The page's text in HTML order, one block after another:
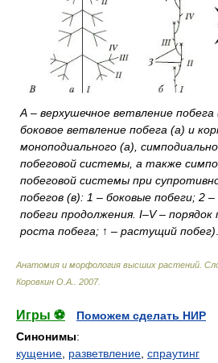
А – верхушечное ветвление побега
боковое ветвление побега (а) и
моноподиального (а),
побеговой системы, а также
побеговой системы при
побегов (в): 1 – боковые побеги; 2
побеги продолжения. I–V –
роста побега; ↑ – растущий побег)
Анатомия и морфология высших растений.
Коровкин О.А.
2007.
Игры ⚽
Поможем сделать НИР
Синонимы:
кущение разветвление спраутинг